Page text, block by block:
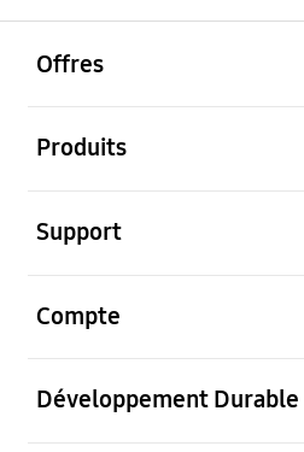
Offres
Produits
Support
Compte
Développement Durable